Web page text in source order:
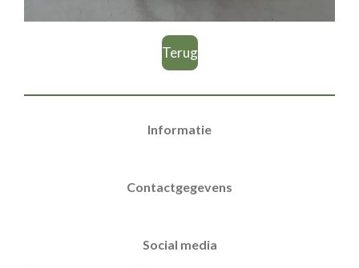
Terug
Informatie
Contactgegevens
Social media